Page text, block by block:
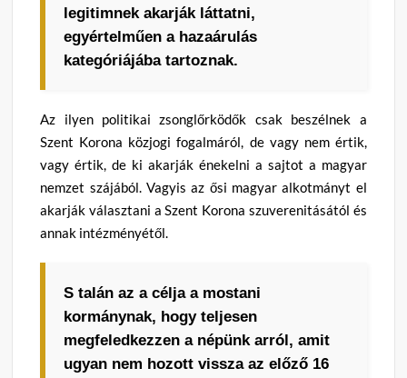
legitimnek akarják láttatni,
egyértelműen a hazaárulás
kategóriájába tartoznak.
Az ilyen politikai zsonglőrködők csak beszélnek a
Szent Korona közjogi fogalmáról, de vagy nem értik,
vagy értik, de ki akarják énekelni a sajtot a magyar
nemzet szájából. Vagyis az ősi magyar alkotmányt el
akarják választani a Szent Korona szuverenitásától és
annak intézményétől.
S talán az a célja a mostani
kormánynak, hogy teljesen
megfeledkezzen a népünk arról, amit
ugyan nem hozott vissza az előző 16